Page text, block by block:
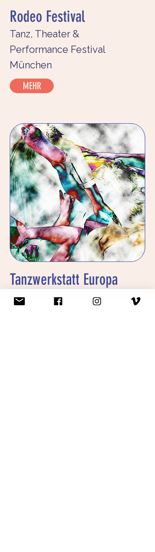
Rodeo Festival
Tanz, Theater &
Performance Festival
München
MEHR
Tanzwerkstatt Europa
Werkstatt für Impulse im